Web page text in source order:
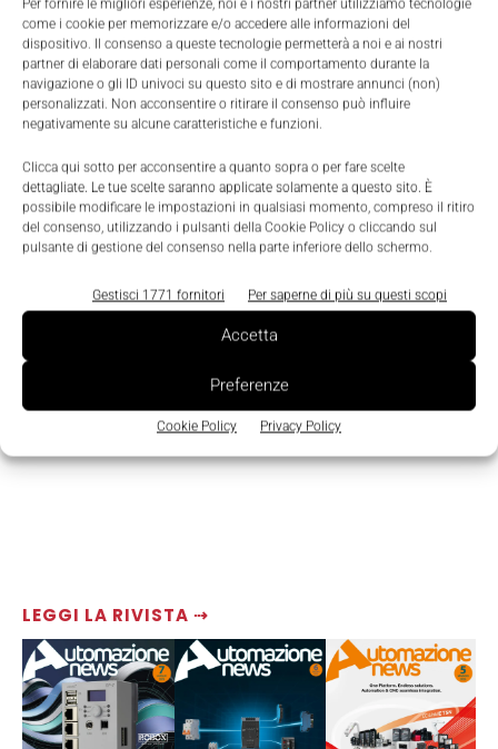
Per fornire le migliori esperienze, noi e i nostri partner utilizziamo tecnologie
come i cookie per memorizzare e/o accedere alle informazioni del
dispositivo. Il consenso a queste tecnologie permetterà a noi e ai nostri
partner di elaborare dati personali come il comportamento durante la
navigazione o gli ID univoci su questo sito e di mostrare annunci (non)
personalizzati. Non acconsentire o ritirare il consenso può influire
negativamente su alcune caratteristiche e funzioni.
Clicca qui sotto per acconsentire a quanto sopra o per fare scelte
dettagliate. Le tue scelte saranno applicate solamente a questo sito. È
possibile modificare le impostazioni in qualsiasi momento, compreso il ritiro
del consenso, utilizzando i pulsanti della Cookie Policy o cliccando sul
pulsante di gestione del consenso nella parte inferiore dello schermo.
Gestisci 1771 fornitori Per saperne di più su questi scopi
Accetta
Preferenze
Cookie Policy Privacy Policy
LEGGI LA RIVISTA ⇢
Secondo le stime della banca d’investimento UBS,
entro il 2030 il 40% dei nuovi veicoli sarà elettrico,
con un’accelerazione accentuata dell’adozione
proprio in Europa.
auto elettriche Fanuc Ford